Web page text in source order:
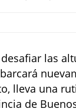
las
lleva una
de